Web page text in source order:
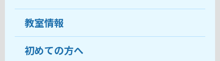
教室情報
教室について
初めての方へ